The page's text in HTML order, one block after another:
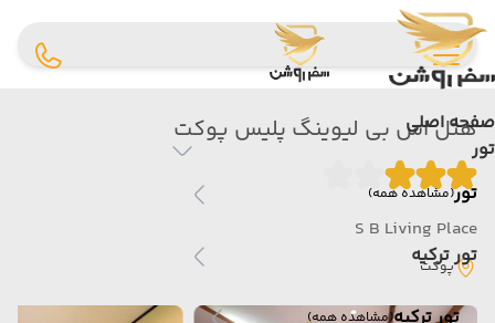
صفحه اصلی
تور
تور(مشاهده همه)
تور ترکیه
(مشاهده همه)
هتل اس بی لیوینگ پلیس پوکت
S B Living Place
پوکت